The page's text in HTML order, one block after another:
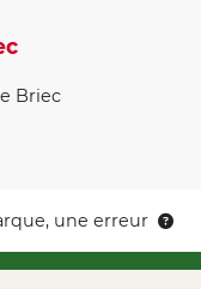
Briec
une erreur